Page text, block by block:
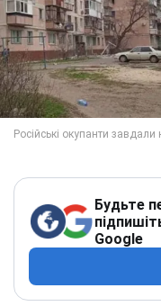
Будьте
Google